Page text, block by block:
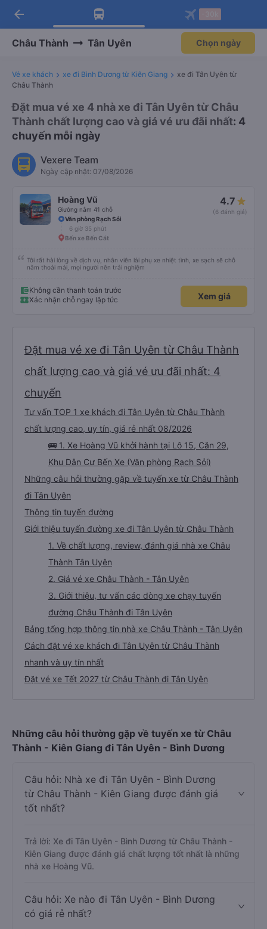
Tải app Vexere ngay!
Nhận ưu đãi thành viên độc
Mở app
Tải app Vexere
-30k/ghế khi đặt vé máy bay qua
Mở app
arrow_back
Châu Thành Tân Uyên Chọn ngày
Vé xe khách xe đi Bình Dương từ Kiên Giang
xe đi Tân Uyên từ
Châu Thành
Đặt mua vé xe 4 nhà xe đi Tân Uyên từ Châu
Thành chất lượng cao và giá vé ưu đãi nhất: 4
chuyến mỗi ngày
Vexere Team
Ngày cập nhật: 07/08/2026
Hoàng Vũ
Giường nằm 41 chỗ
4.7
(6 đánh giá)
Văn phòng Rạch Sỏi
6 giờ 35 phút
Bến xe Bến Cát
Tôi rất hài lòng về dịch vụ, nhân viên lái phụ xe nhiệt tình, xe sạch sẽ chỗ
nằm thoải mái, mọi người nên trải nghiệm
Không cần thanh toán trước
Xác nhận chỗ ngay lập tức
Xem giá
Đặt mua vé xe đi Tân Uyên từ Châu Thành
chất lượng cao và giá vé ưu đãi nhất: 4
chuyến
Tư vấn TOP 1 xe khách đi Tân Uyên từ Châu Thành
chất lượng cao, uy tín, giá rẻ nhất 08/2026
🚌 1. Xe Hoàng Vũ khởi hành tại Lô 15, Căn 29,
Khu Dân Cư Bến Xe (Văn phòng Rạch Sỏi)
Những câu hỏi thường gặp về tuyến xe từ Châu Thành
đi Tân Uyên
Thông tin tuyến đường
Giới thiệu tuyến đường xe đi Tân Uyên từ Châu Thành
1. Về chất lượng, review, đánh giá nhà xe Châu
Thành Tân Uyên
2. Giá vé xe Châu Thành - Tân Uyên
3. Giới thiệu, tư vấn các dòng xe chạy tuyến
đường Châu Thành đi Tân Uyên
Bảng tổng hợp thông tin nhà xe Châu Thành - Tân Uyên
Cách đặt vé xe khách đi Tân Uyên từ Châu Thành
nhanh và uy tín nhất
Đặt vé xe Tết 2027 từ Châu Thành đi Tân Uyên
Những câu hỏi thường gặp về tuyến xe từ Châu
Thành - Kiên Giang đi Tân Uyên - Bình Dương
Câu hỏi: Nhà xe đi Tân Uyên - Bình Dương
từ Châu Thành - Kiên Giang được đánh giá
tốt nhất?
Trả lời: Xe đi Tân Uyên - Bình Dương từ Châu Thành -
Kiên Giang được đánh giá chất lượng tốt nhất là những
nhà xe Hoàng Vũ.
Câu hỏi: Xe nào đi Tân Uyên - Bình Dương
có giá rẻ nhất?